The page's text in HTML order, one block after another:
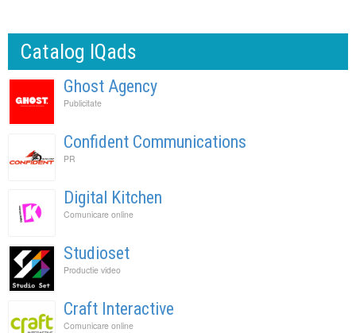
Catalog IQads
Ghost Agency
Publicitate
Confident Communications
PR
Digital Kitchen
Comunicare online
Studioset
Productie video
Craft Interactive
Comunicare online